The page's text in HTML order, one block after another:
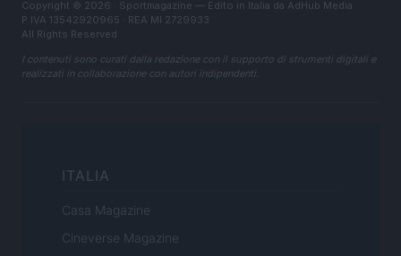
Copyright © 2026 · Sportmagazine — Edito in Italia da AdHub Media
P.IVA 13542920965 · REA MI 2729933
All Rights Reserved
I contenuti sono curati dalla redazione con il supporto di strumenti digitali e
realizzati in collaborazione con autori indipendenti.
ITALIA
Casa Magazine
Cineverse Magazine